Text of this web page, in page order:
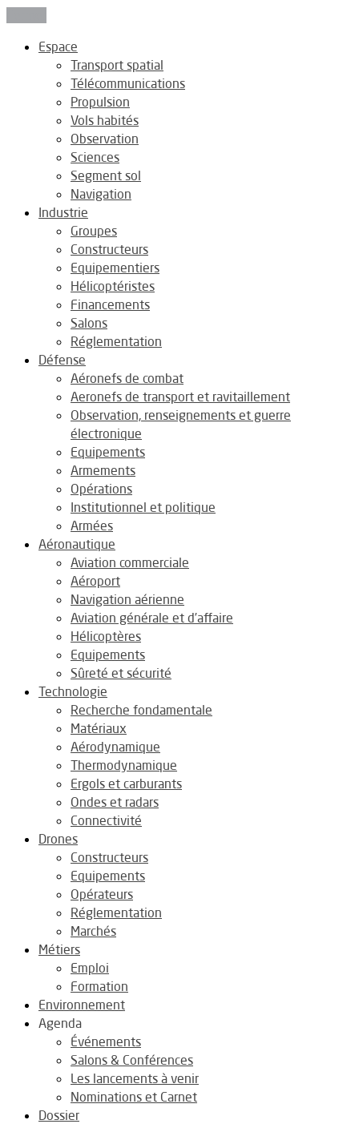
Espace
Transport spatial
Télécommunications
Propulsion
Vols habités
Observation
Sciences
Segment sol
Navigation
Industrie
Groupes
Constructeurs
Equipementiers
Hélicoptéristes
Financements
Salons
Réglementation
Défense
Aéronefs de combat
Aeronefs de transport et ravitaillement
Observation, renseignements et guerre
électronique
Equipements
Armements
Opérations
Institutionnel et politique
Armées
Aéronautique
Aviation commerciale
Aéroport
Navigation aérienne
Aviation générale et d’affaire
Hélicoptères
Equipements
Sûreté et sécurité
Technologie
Recherche fondamentale
Matériaux
Aérodynamique
Thermodynamique
Ergols et carburants
Ondes et radars
Connectivité
Drones
Constructeurs
Equipements
Opérateurs
Réglementation
Marchés
Métiers
Emploi
Formation
Environnement
Agenda
Événements
Salons & Conférences
Les lancements à venir
Nominations et Carnet
Dossier